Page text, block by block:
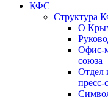
КФС
Структура
О
Офис-
союза
Отдел
пресс-